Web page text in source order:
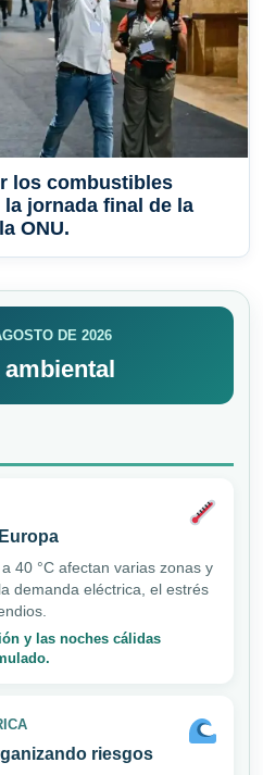
los combustibles
jornada final de la
ONU.
DE 2026
40 °C afectan varias zonas y
demanda eléctrica, el estrés
y las noches cálidas
riesgos